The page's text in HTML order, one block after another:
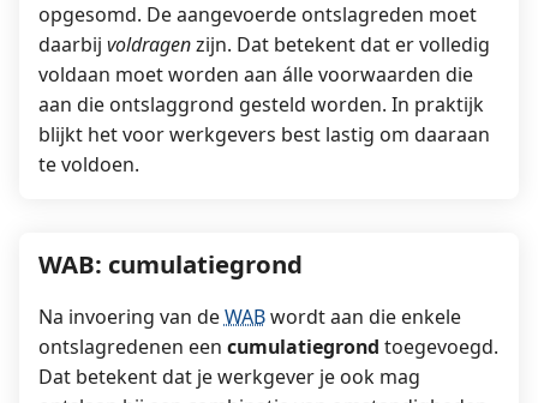
opgesomd. De aangevoerde ontslagreden moet
daarbij voldragenzijn. Dat betekent dat er volledig
voldaan moet worden aan álle voorwaarden die
aan die ontslaggrond gesteld worden. In praktijk
blijkt het voor werkgevers best lastig om daaraan
te voldoen.
WAB: cumulatiegrond
Na invoering van deWABwordt aan die enkele
ontslagredenen een cumulatiegrond toegevoegd.
Dat betekent dat je werkgever je ook mag